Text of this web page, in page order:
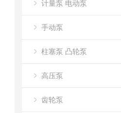
计量泵 电动泵
手动泵
柱塞泵 凸轮泵
高压泵
齿轮泵